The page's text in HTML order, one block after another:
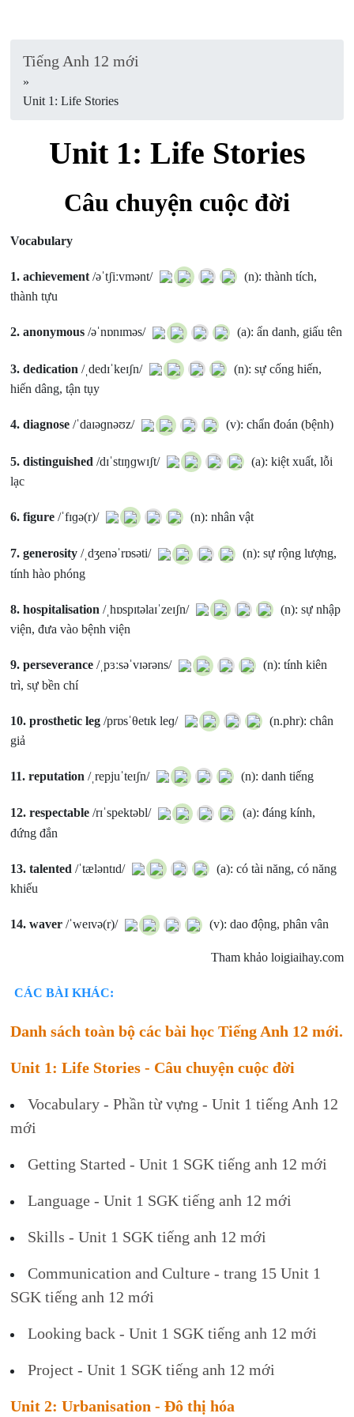
Tiếng Anh 12 mới
»
Unit 1: Life Stories
Unit 1: Life Stories
Câu chuyện cuộc đời
Vocabulary
1.achievement /əˈtʃiːvmənt/
(n): thành tích,
thành tựu
2.anonymous /əˈnɒnɪməs/ (a): ẩn danh, giấu tên
3.dedication /ˌdedɪˈkeɪʃn/
(n): sự cống hiến,
hiến dâng, tận tụy
4.diagnose /ˈdaɪəɡnəʊz/ (v): chẩn đoán (bệnh)
5.distinguished /dɪˈstɪŋɡwɪʃt/
(a): kiệt xuất, lỗi
lạc
6.figure /ˈfɪɡə(r)/ (n): nhân vật
7.generosity /ˌdʒenəˈrɒsəti/
(n): sự rộng lượng,
tính hào phóng
8.hospitalisation /ˌhɒspɪtəlaɪˈzeɪʃn/
(n): sự nhập
viện, đưa vào bệnh viện
9.perseverance /ˌpɜːsəˈvɪərəns/
(n): tính kiên
trì, sự bền chí
10.prosthetic leg /prɒsˈθetɪk leɡ/
(n.phr): chân
giả
11.reputation /ˌrepjuˈteɪʃn/ (n): danh tiếng
12.respectable /rɪˈspektəbl/
(a): đáng kính,
đứng đắn
13.talented /ˈtæləntɪd/
(a): có tài năng, có năng
khiếu
14.waver /ˈweɪvə(r)/ (v): dao động, phân vân
Tham khảo loigiaihay.com
CÁC BÀI KHÁC:
Danh sách toàn bộ các bài học Tiếng Anh 12 mới.
Unit 1: Life Stories - Câu chuyện cuộc đời
Vocabulary - Phần từ vựng - Unit 1 tiếng Anh 12
mới
Getting Started - Unit 1 SGK tiếng anh 12 mới
Language - Unit 1 SGK tiếng anh 12 mới
Skills - Unit 1 SGK tiếng anh 12 mới
Communication and Culture - trang 15 Unit 1
SGK tiếng anh 12 mới
Looking back - Unit 1 SGK tiếng anh 12 mới
Project - Unit 1 SGK tiếng anh 12 mới
Unit 2: Urbanisation - Đô thị hóa